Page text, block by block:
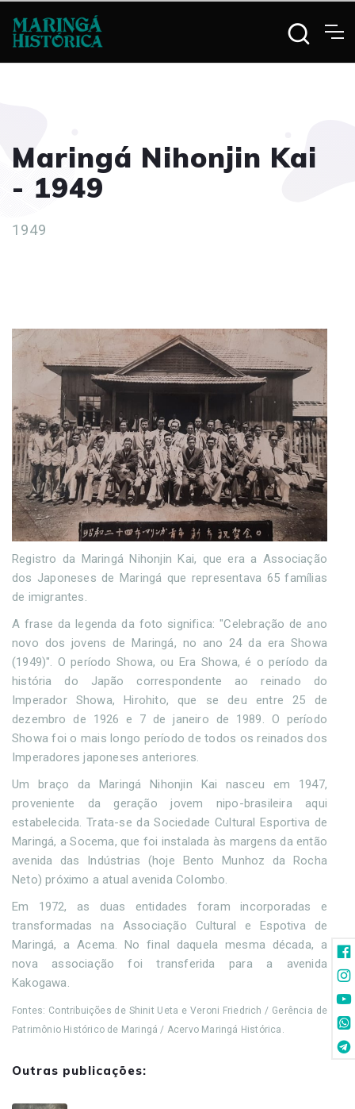
Maringá Nihonjin Kai
- 1949
1949
Registro da Maringá Nihonjin Kai, que era a Associação
dos Japoneses de Maringá que representava 65 famílias
de imigrantes.
A frase da legenda da foto significa: "Celebração de ano
novo dos jovens de Maringá, no ano 24 da era Showa
(1949)". O período Showa, ou Era Showa, é o período da
história do Japão correspondente ao reinado do
Imperador Showa, Hirohito, que se deu entre 25 de
dezembro de 1926 e 7 de janeiro de 1989. O período
Showa foi o mais longo período de todos os reinados dos
Imperadores japoneses anteriores.
Um braço da Maringá Nihonjin Kai nasceu em 1947,
proveniente da geração jovem nipo-brasileira aqui
estabelecida. Trata-se da Sociedade Cultural Esportiva de
Maringá, a Socema, que foi instalada às margens da então
avenida das Indústrias (hoje Bento Munhoz da Rocha
Neto) próximo a atual avenida Colombo.
Em 1972, as duas entidades foram incorporadas e
transformadas na Associação Cultural e Espotiva de
Maringá, a Acema. No final daquela mesma década, a
nova associação foi transferida para a avenida
Kakogawa.
Fontes: Contribuições de Shinit Ueta e Veroni Friedrich / Gerência de
Patrimônio Histórico de Maringá / Acervo Maringá Histórica.
Outras publicações: